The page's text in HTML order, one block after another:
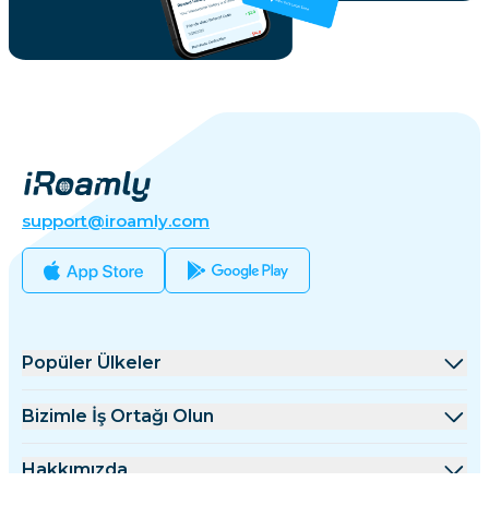
support@iroamly.com
Popüler Ülkeler
Amerika Birleşik Devletleri
Bizimle İş Ortağı Olun
Toptan Satış Platformu
Hakkımızda